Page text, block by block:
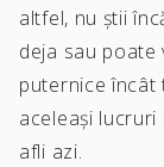
altfel, nu știi
deja sau poate
puternice încât
aceleași
afli azi.